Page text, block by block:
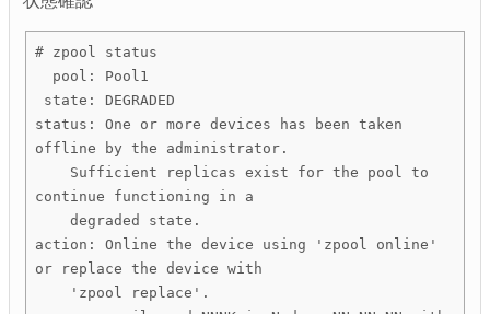
# zpool status
status: One or more devices has been taken
offline by the administrator.
continue functioning in a
action: Online the device using 'zpool online'
or replace the device with